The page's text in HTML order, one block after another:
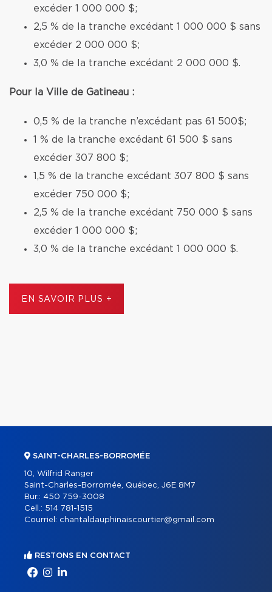
excéder 1 000 000 $;
2,5 % de la tranche excédant 1 000 000 $ sans
excéder 2 000 000 $;
3,0 % de la tranche excédant 2 000 000 $.
Pour la Ville de Gatineau :
0,5 % de la tranche n’excédant pas 61 500$;
1 % de la tranche excédant 61 500 $ sans
excéder 307 800 $;
1,5 % de la tranche excédant 307 800 $ sans
excéder 750 000 $;
2,5 % de la tranche excédant 750 000 $ sans
excéder 1 000 000 $;
3,0 % de la tranche excédant 1 000 000 $.
EN SAVOIR PLUS +
SAINT-CHARLES-BORROMÉE
10, Wilfrid Ranger
Saint-Charles-Borromée, Québec, J6E 8M7
Bur.: 450 759-3008
Cell.: 514 781-1515
Courriel: chantaldauphinaiscourtier@gmail.com
RESTONS EN CONTACT